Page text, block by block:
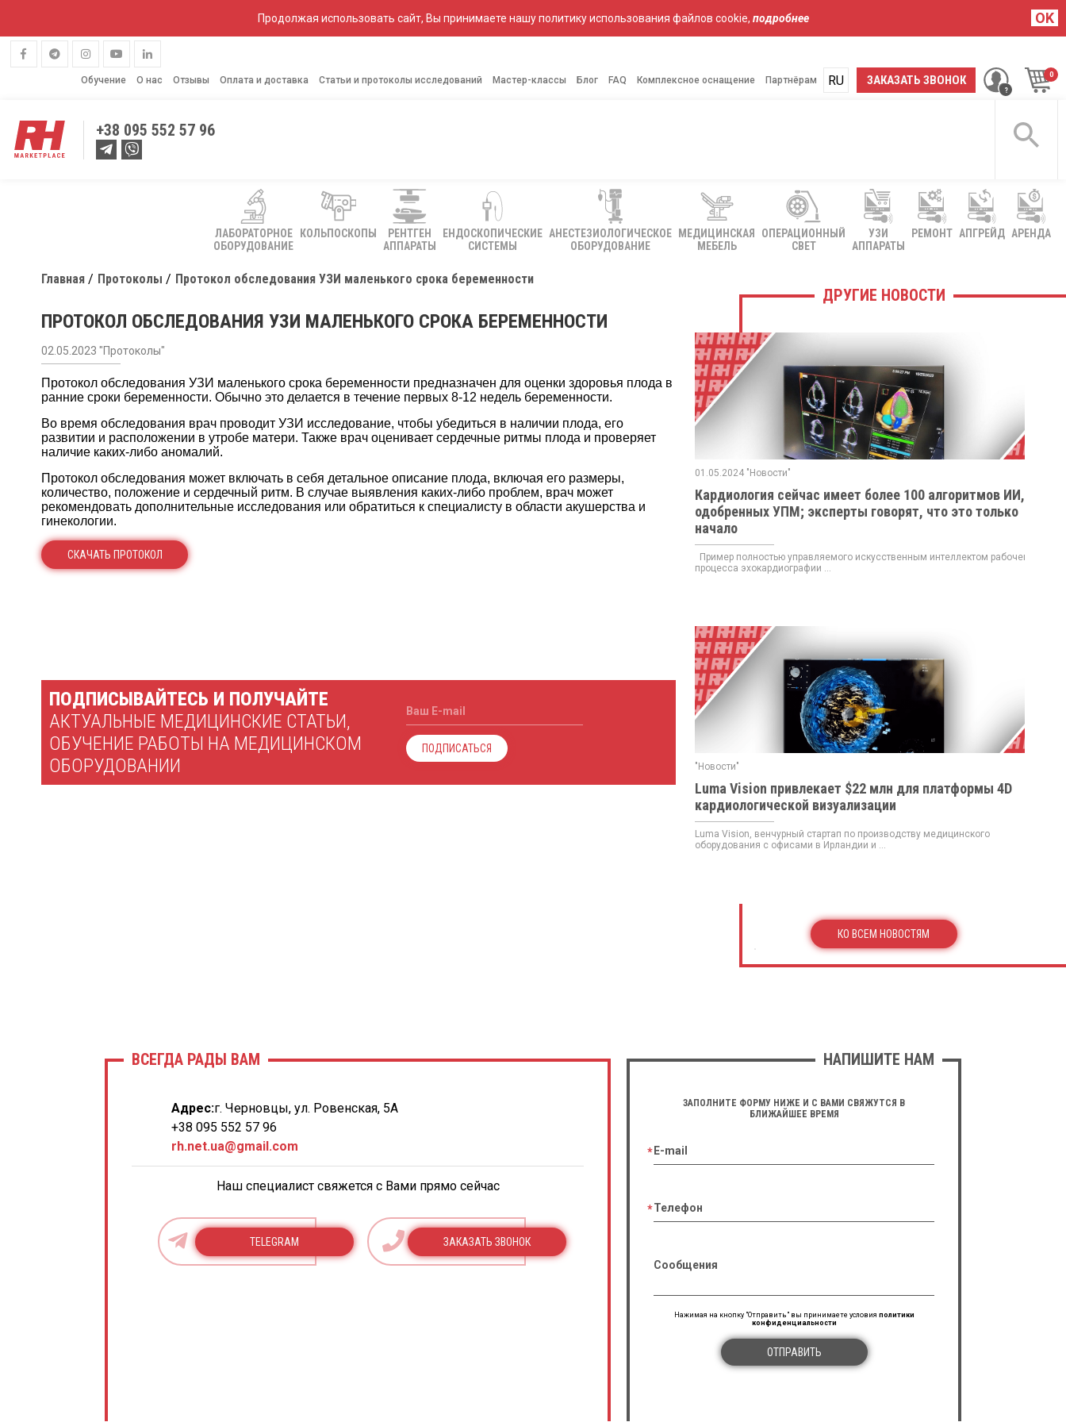
Продолжая использовать сайт, Вы принимаете нашу политику использования файлов cookie, подробнее OK
Обучение О нас Отзывы Оплата и доставка Статьи и протоколы исследований Мастер-классы Блог FAQ Комплексное оснащение Партнёрам ЗАКАЗАТЬ ЗВОНОК
RU
UA
+38 095 552 57 96
ЛАБОРАТОРНОЕ
ОБОРУДОВАНИЕ
КОЛЬПОСКОПЫ
РЕНТГЕН
АППАРАТЫ
ЕНДОСКОПИЧЕСКИЕ
СИСТЕМЫ
АНЕСТЕЗИОЛОГИЧЕСКОЕ
ОБОРУДОВАНИЕ
МЕДИЦИНСКАЯ
МЕБЕЛЬ
ОПЕРАЦИОННЫЙ
СВЕТ
УЗИ
АППАРАТЫ
РЕМОНТ АПГРЕЙД АРЕНДА
Главная Протоколы Протокол обследования УЗИ маленького срока беременности
ПРОТОКОЛ ОБСЛЕДОВАНИЯ УЗИ МАЛЕНЬКОГО СРОКА БЕРЕМЕННОСТИ
02.05.2023 "Протоколы"
Протокол обследования УЗИ маленького срока беременности предназначен для оценки здоровья плода в
ранние сроки беременности. Обычно это делается в течение первых 8-12 недель беременности.
Во время обследования врач проводит УЗИ исследование, чтобы убедиться в наличии плода, его
развитии и расположении в утробе матери. Также врач оценивает сердечные ритмы плода и проверяет
наличие каких-либо аномалий.
Протокол обследования может включать в себя детальное описание плода, включая его размеры,
количество, положение и сердечный ритм. В случае выявления каких-либо проблем, врач может
рекомендовать дополнительные исследования или обратиться к специалисту в области акушерства и
гинекологии.
СКАЧАТЬ ПРОТОКОЛ
ПОДПИСЫВАЙТЕСЬ И ПОЛУЧАЙТЕ
АКТУАЛЬНЫЕ МЕДИЦИНСКИЕ СТАТЬИ,
ОБУЧЕНИЕ РАБОТЫ НА МЕДИЦИНСКОМ
ОБОРУДОВАНИИ
Ваш E-mail
ПОДПИСАТЬСЯ
ДРУГИЕ НОВОСТИ
01.05.2024 "Новости"
Кардиология сейчас имеет более 100 алгоритмов ИИ,
одобренных УПМ; эксперты говорят, что это только
начало
Пример полностью управляемого искусственным интеллектом рабочего
процесса эхокардиографии ...
"Новости"
Luma Vision привлекает $22 млн для платформы 4D
кардиологической визуализации
Luma Vision, венчурный стартап по производству медицинского
оборудования с офисами в Ирландии и ...
КО ВСЕМ НОВОСТЯМ
НАПИШИТЕ НАМ
ЗАПОЛНИТЕ ФОРМУ НИЖЕ И С ВАМИ СВЯЖУТСЯ В
БЛИЖАЙШЕЕ ВРЕМЯ
E-mail
Телефон
Сообщения
Нажимая на кнопку "Отправить" вы принимаете условия политики
конфиденциальности
ОТПРАВИТЬ
ВСЕГДА РАДЫ ВАМ
Адрес:г. Черновцы, ул. Ровенская, 5А
+38 095 552 57 96
rh.net.ua@gmail.com
Наш специалист свяжется с Вами прямо сейчас
TELEGRAM ЗАКАЗАТЬ ЗВОНОК